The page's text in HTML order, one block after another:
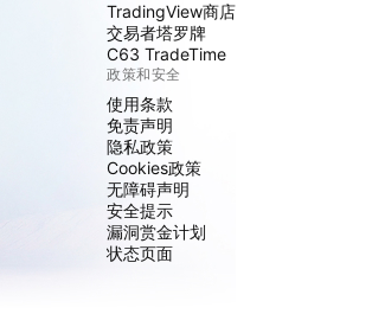
TradingView商店
交易者塔罗牌
C63 TradeTime
政策和安全
使用条款
免责声明
隐私政策
Cookies政策
无障碍声明
安全提示
漏洞赏金计划
状态页面